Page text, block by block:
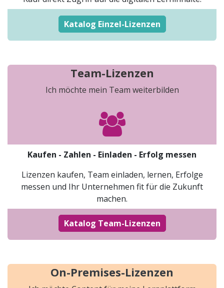
Kata​​log Einz​​​​​​el-Lizenzen
Team-Lizenzen​
Ich möchte mein Team weiterbilden
​Kaufen - Zahlen - Einladen - Erfolg messen
Lizenzen kaufen, Team einladen, lernen, Erfolge
messen und Ihr Unternehmen fit für die Zukunft
machen.
Katalog Team-L​​izenze​​n
On-Premises-Lizenzen